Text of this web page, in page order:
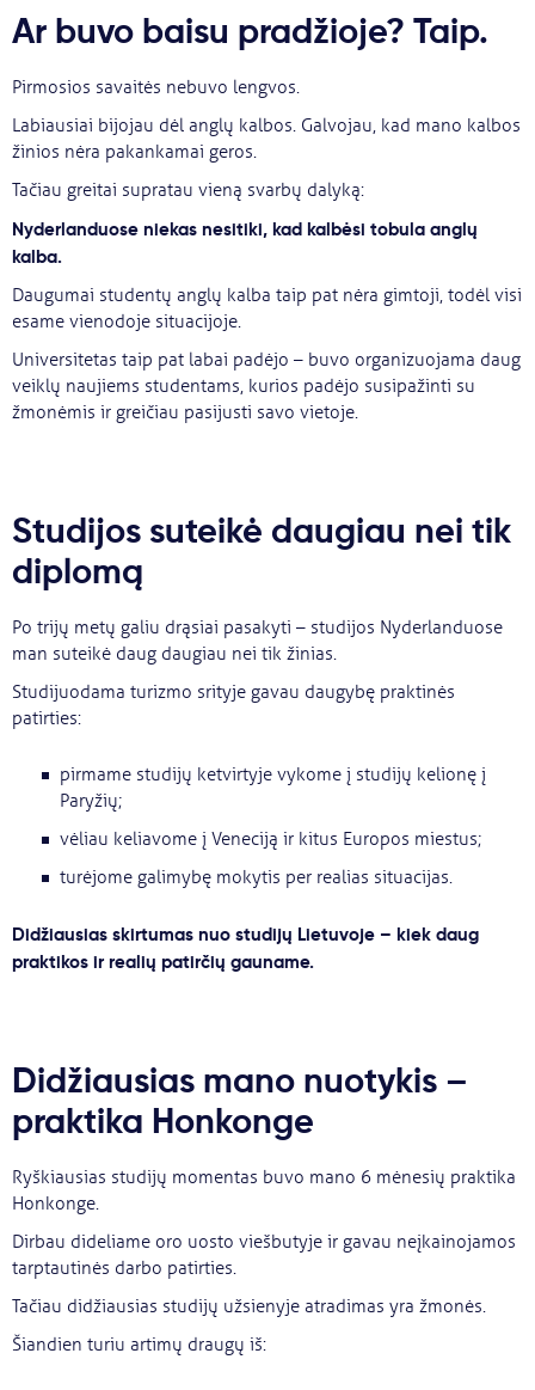
Ar buvo baisu pradžioje? Taip.
Pirmosios savaitės nebuvo lengvos.
Labiausiai bijojau dėl anglų kalbos. Galvojau, kad mano kalbos
žinios nėra pakankamai geros.
Tačiau greitai supratau vieną svarbų dalyką:
Nyderlanduose niekas nesitiki, kad kalbėsi tobula anglų
kalba.
Daugumai studentų anglų kalba taip pat nėra gimtoji, todėl visi
esame vienodoje situacijoje.
Universitetas taip pat labai padėjo – buvo organizuojama daug
veiklų naujiems studentams, kurios padėjo susipažinti su
žmonėmis ir greičiau pasijusti savo vietoje.
Studijos suteikė daugiau nei tik
diplomą
Po trijų metų galiu drąsiai pasakyti – studijos Nyderlanduose
man suteikė daug daugiau nei tik žinias.
Studijuodama turizmo srityje gavau daugybę praktinės
patirties:
pirmame studijų ketvirtyje vykome į studijų kelionę į
Paryžių;
vėliau keliavome į Veneciją ir kitus Europos miestus;
turėjome galimybę mokytis per realias situacijas.
Didžiausias skirtumas nuo studijų Lietuvoje – kiek daug
praktikos ir realių patirčių gauname.
Didžiausias mano nuotykis –
praktika Honkonge
Ryškiausias studijų momentas buvo mano 6 mėnesių praktika
Honkonge.
Dirbau dideliame oro uosto viešbutyje ir gavau neįkainojamos
tarptautinės darbo patirties.
Tačiau didžiausias studijų užsienyje atradimas yra žmonės.
Šiandien turiu artimų draugų iš: